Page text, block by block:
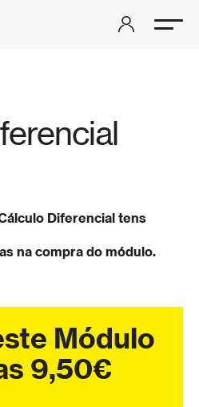
Diferencial tens
na compra do módulo.
Módulo
9,50€